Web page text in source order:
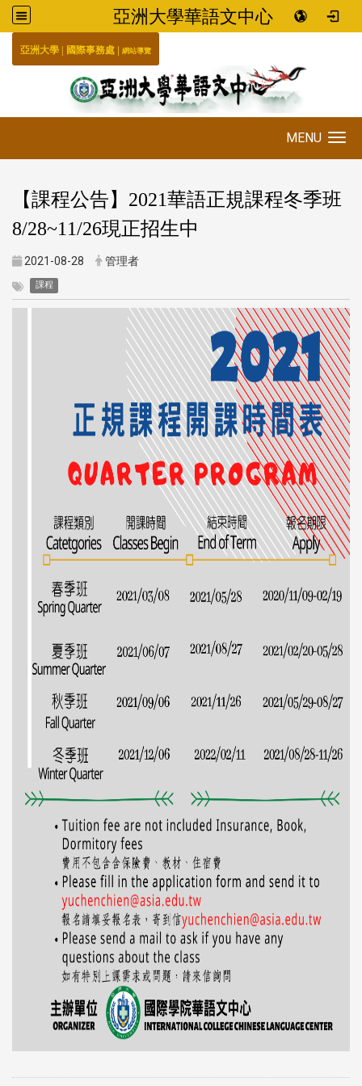
亞洲大學華語文中心
亞洲大學 國際事務處 | 網站導覽
MENU
【課程公告】2021華語正規課程冬季班
8/28~11/26現正招生中
2021-08-28 管理者
課程